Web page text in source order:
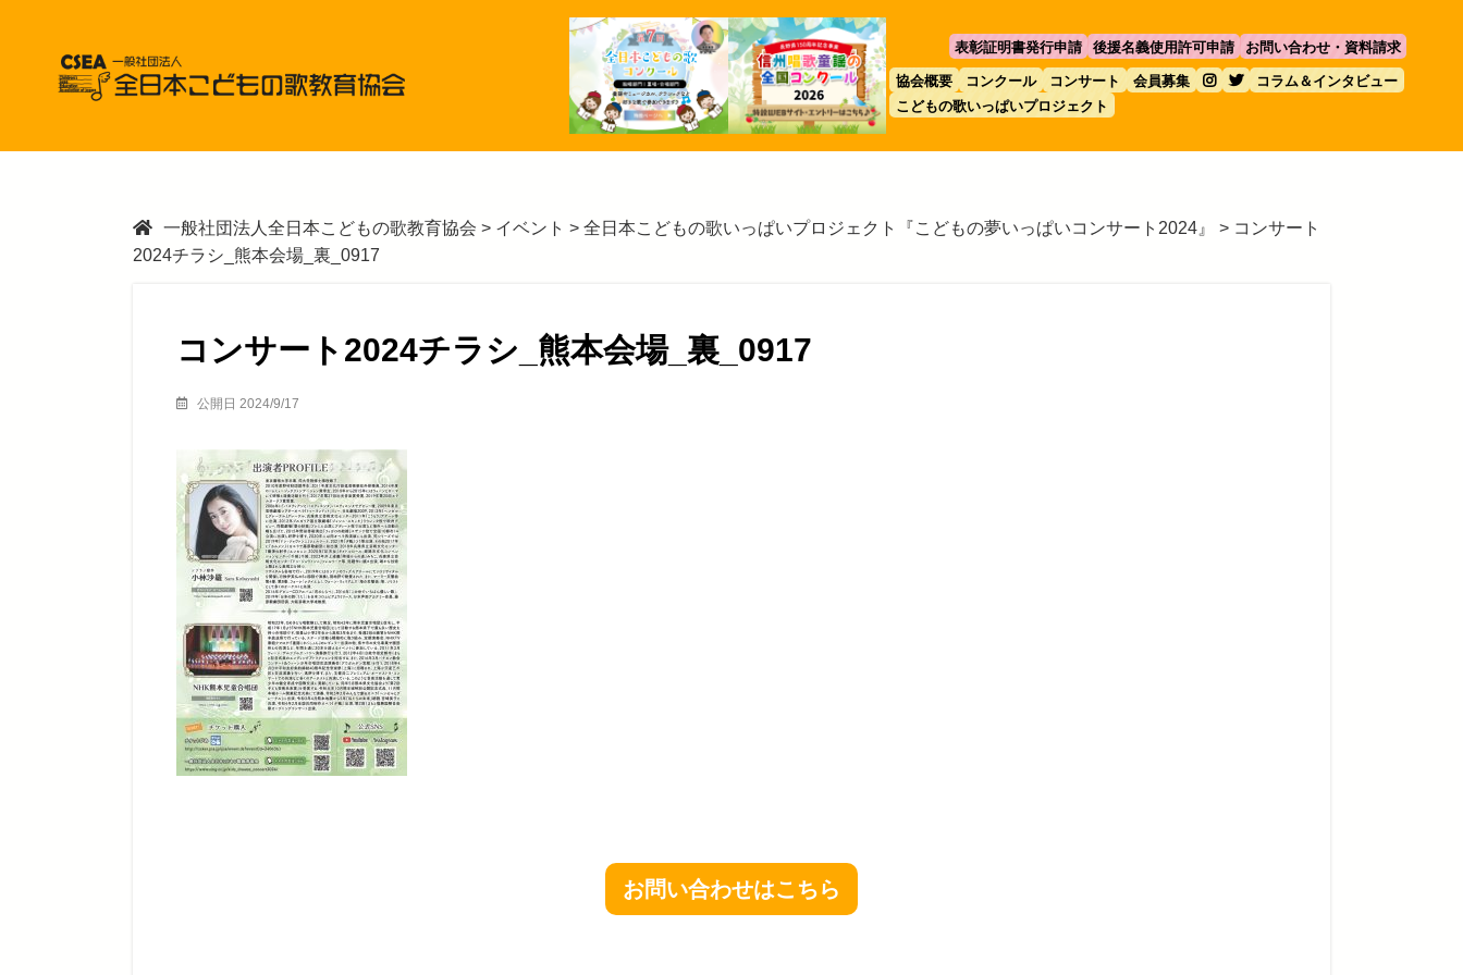
お問い合わせ・資料請求
後援名義使用許可申請
表彰証明書発行申請
協会概要 コンクール コンサート 会員募集
コラム＆インタビュー
こどもの歌いっぱいプロジェクト
一般社団法人全日本こどもの歌教育協会 > イベント > 全日本こどもの歌いっぱいプロジェクト『こどもの夢いっぱいコンサート2024』 > コンサート
2024チラシ_熊本会場_裏_0917
コンサート2024チラシ_熊本会場_裏_0917
公開日 2024/9/17
お問い合わせはこちら